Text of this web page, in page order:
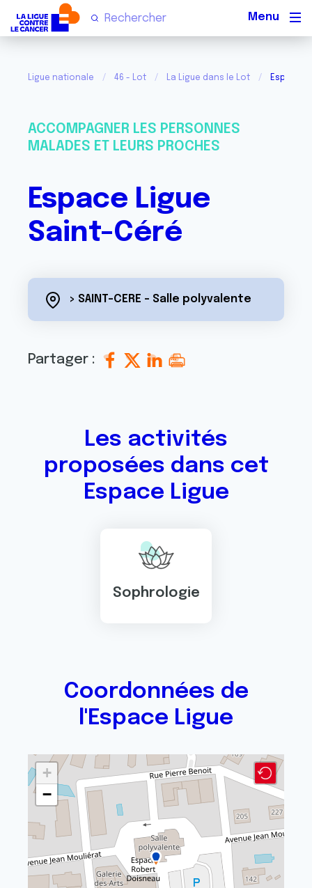
Ligue nationale 46 - Lot La Ligue dans le Lot Espace
ACCOMPAGNER LES PERSONNES
MALADES ET LEURS PROCHES
Espace Ligue
Saint-Céré
> SAINT-CERE - Salle polyvalente
Partager :
Les activités
proposées dans cet
Espace Ligue
Sophrologie
Coordonnées de
l'Espace Ligue
+
−